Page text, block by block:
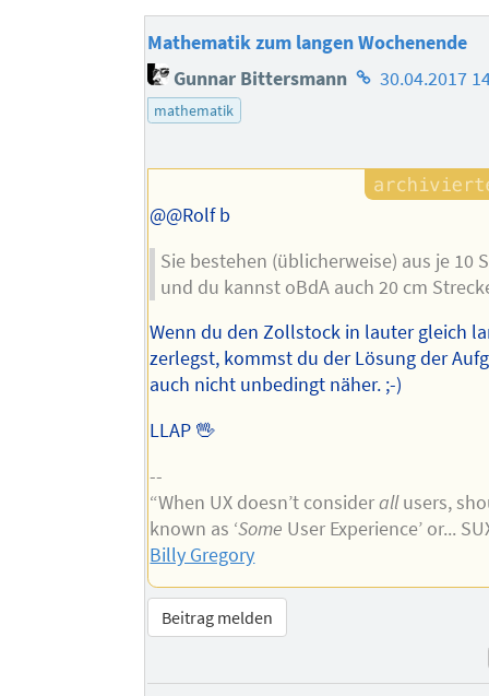
Mathematik zum langen Wochenende
Gunnar Bittersmann Homepage
30.04.2017
mathematik
@@Rolf b
Sie bestehen (üblicherweise) aus je 10
und du kannst oBdA auch 20 cm
Wenn du den Zollstock in lauter gleich
zerlegst, kommst du der Lösung der
auch nicht unbedingt näher. ;-)
LLAP 🖖
--
“When UX doesn’t considerallusers,
known as ‘Some User Experience’ or...
Billy Gregory
Beitrag melden